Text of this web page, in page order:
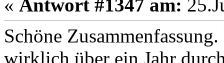
« Antwort #1347 am:
Schöne
wirklich über ein Jahr